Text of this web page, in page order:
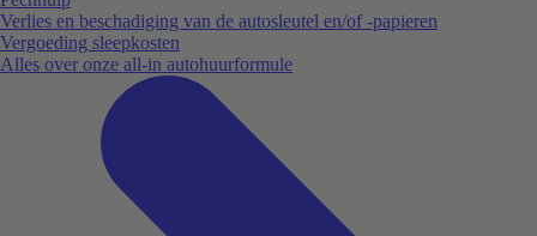
Verlies en beschadiging van de autosleutel en/of -papieren
Vergoeding sleepkosten
Alles over onze all-in autohuurformule